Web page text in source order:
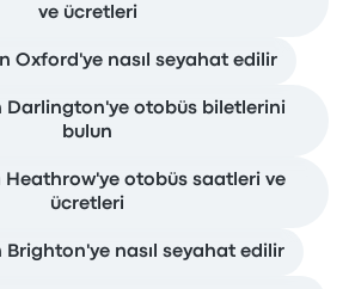
ve ücretleri
Oxford'ye nasıl seyahat edilir
Darlington'ye otobüs biletlerini
bulun
Heathrow'ye otobüs saatleri ve
ücretleri
Brighton'ye nasıl seyahat edilir